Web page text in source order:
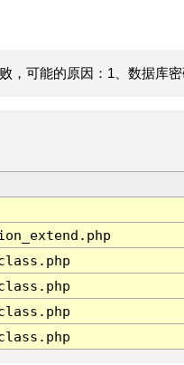
，可能的原因：1、数据库密